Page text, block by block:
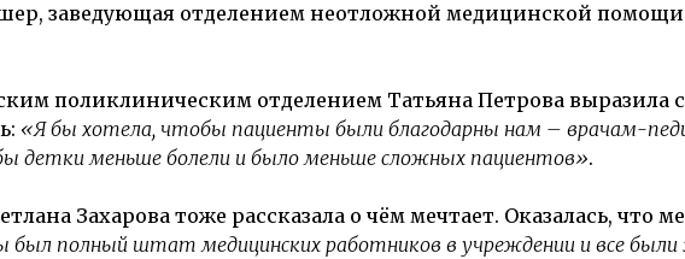
заведующая отделением неотложной медицинской помощи
поликлиническим отделением Татьяна Петрова выразила
«Я бы хотела, чтобы пациенты были благодарны нам – врачам-
детки меньше болели и было меньше сложных пациентов».
Захарова тоже рассказала о чём мечтает. Оказалась, что
полный штат медицинских работников в учреждении и все были